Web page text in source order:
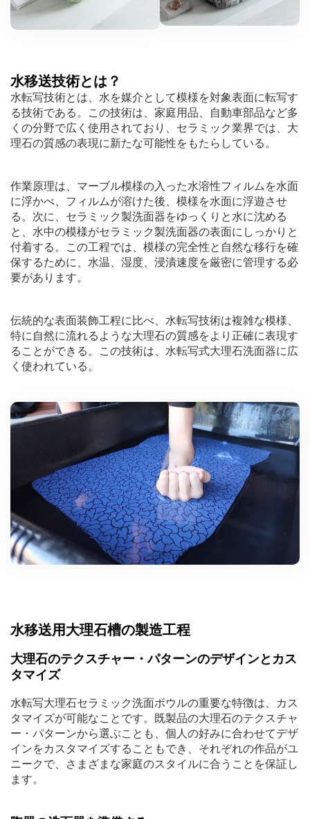
水移送技術とは？
水転写技術とは、水を媒介として模様を対象表面に転写す
る技術である。この技術は、家庭用品、自動車部品など多
くの分野で広く使用されており、セラミック業界では、大
理石の質感の表現に新たな可能性をもたらしている。
作業原理は、マーブル模様の入った水溶性フィルムを水面
に浮かべ、フィルムが溶けた後、模様を水面に浮遊させ
る。次に、セラミック製洗面器をゆっくりと水に沈める
と、水中の模様がセラミック製洗面器の表面にしっかりと
付着する。この工程では、模様の完全性と自然な移行を確
保するために、水温、湿度、浸漬速度を厳密に管理する必
要があります。
伝統的な表面装飾工程に比べ、水転写技術は複雑な模様、
特に自然に流れるような大理石の質感をより正確に表現す
ることができる。この技術は、水転写式大理石洗面器に広
く使われている。
水移送用大理石槽の製造工程
大理石のテクスチャー・パターンのデザインとカス
タマイズ
水転写大理石セラミック洗面ボウルの重要な特徴は、カス
タマイズが可能なことです。既製品の大理石のテクスチャ
ー・パターンから選ぶことも、個人の好みに合わせてデザ
インをカスタマイズすることもでき、それぞれの作品がユ
ニークで、さまざまな家庭のスタイルに合うことを保証し
ます。